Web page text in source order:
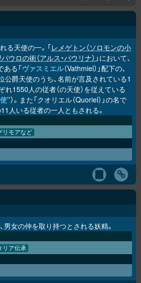
る天使の一。「レメゲトン（ソロモンの小
ウロの術（アルス・パウリナ） 」において、
る「ヴァスミエル（Vathmiel）」配下の、
公爵天使のうち、名前が言及されている1
れ1550人の従者（の天使）を従えている
"）。また「クオリエル（Quoriel）」の名で
11人いる従者の一人ともされる。
リモアなど
男女の仲を取り持つとされる妖精。
リア伝承